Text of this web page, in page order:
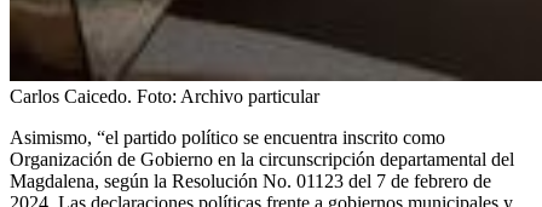
Carlos Caicedo. Foto: Archivo particular
Asimismo, “el partido político se encuentra inscrito como
Organización de Gobierno en la circunscripción departamental del
Magdalena, según la Resolución No. 01123 del 7 de febrero de
2024. Las declaraciones políticas frente a gobiernos municipales y